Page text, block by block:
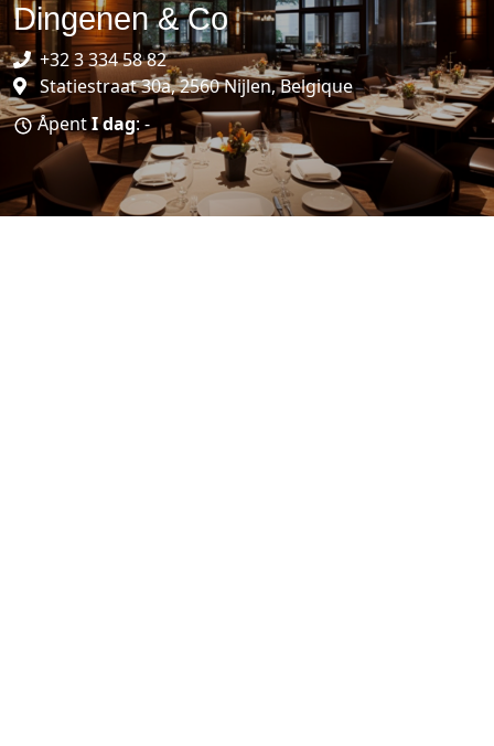
Dingenen & Co
+32 3 334 58 82
Statiestraat 30a, 2560 Nijlen, Belgique
ÅpentI dag: -